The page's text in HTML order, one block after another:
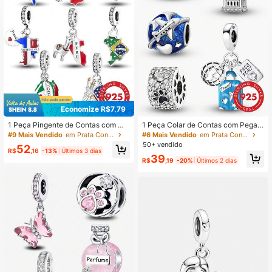
4,86 34K Seguidores
Economize R$7,79
1 Peça Pingente de Contas com Ma
pa da República Dominicana, Adeq
mininas
#9 Mais Vendido em Prata Contas finas
R$52,16 -13% Últimos 3 dias
1 Peça Colar de Contas com Pegad
a de Amor da Moda, Adequado para
Pulseira DIY e Acessórios de Joias
em
#6 Mais Vendido
em Prata Contas finas
50+ vendido
R$39 ,19 -20% Últimos 2 dias